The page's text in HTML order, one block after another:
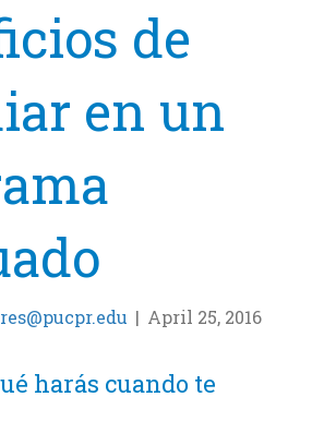
de
en un
| April 25, 2016
harás cuando te